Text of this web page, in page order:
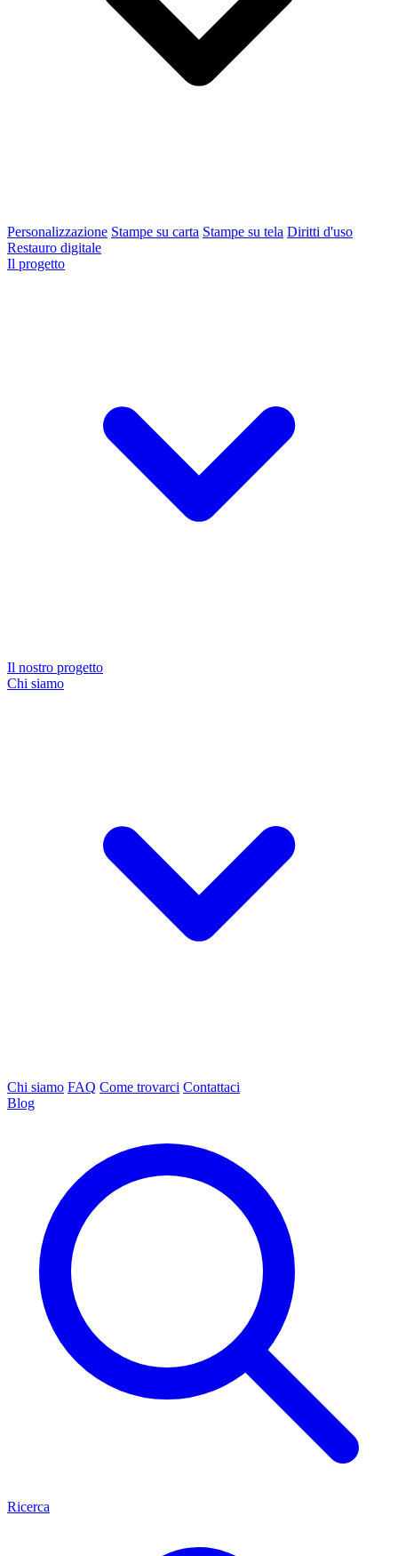
Personalizzazione Stampe su carta Stampe su tela Diritti d'uso
Restauro digitale
Il progetto
Il nostro progetto
Chi siamo
Chi siamo FAQ Come trovarci Contattaci
Blog
Ricerca